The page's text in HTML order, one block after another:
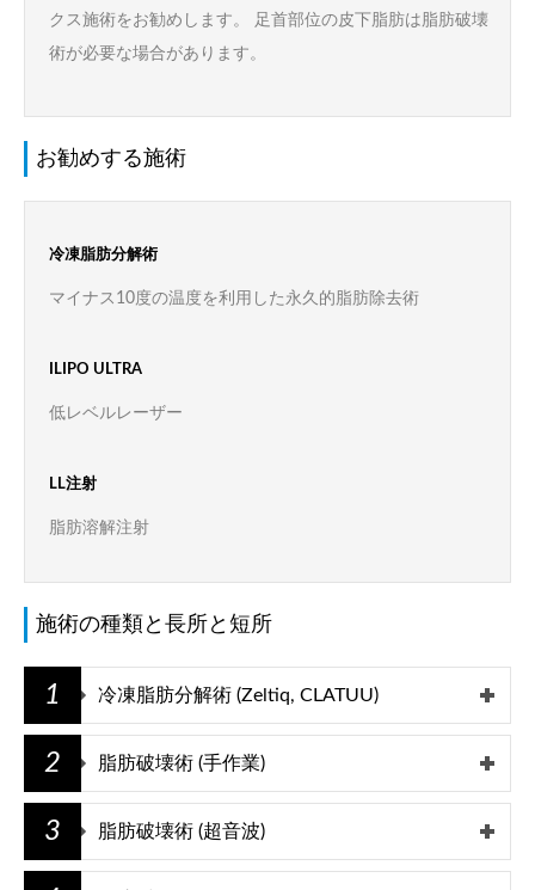
クス施術をお勧めします。 足首部位の皮下脂肪は脂肪破壊
術が必要な場合があります。
お勧めする施術
冷凍脂肪分解術
マイナス10度の温度を利用した永久的脂肪除去術
ILIPO ULTRA
低レベルレーザー
LL注射
脂肪溶解注射
施術の種類と長所と短所
1 冷凍脂肪分解術 (Zeltiq, CLATUU)
2 脂肪破壊術 (手作業)
3 脂肪破壊術 (超音波)